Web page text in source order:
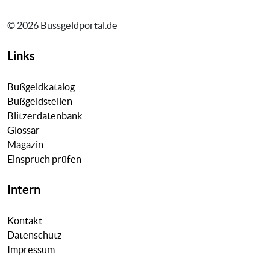
© 2026 Bussgeldportal.de
Links
Bußgeldkatalog
Bußgeldstellen
Blitzerdatenbank
Glossar
Magazin
Einspruch prüfen
Intern
Kontakt
Datenschutz
Impressum